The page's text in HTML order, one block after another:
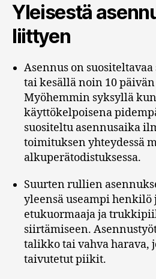
Yleisestä
liittyen
Asennus on
tai kesällä noin 10
Myöhemmin syksyllä
käyttökelpoisena
suositeltu asennusaika
toimituksen yhteydessä
alkuperätodistuksessa.
Suurten rullien
yleensä useampi
etukuormaaja ja
siirtämiseen.
talikko tai vahva harava,
taivutetut piikit.